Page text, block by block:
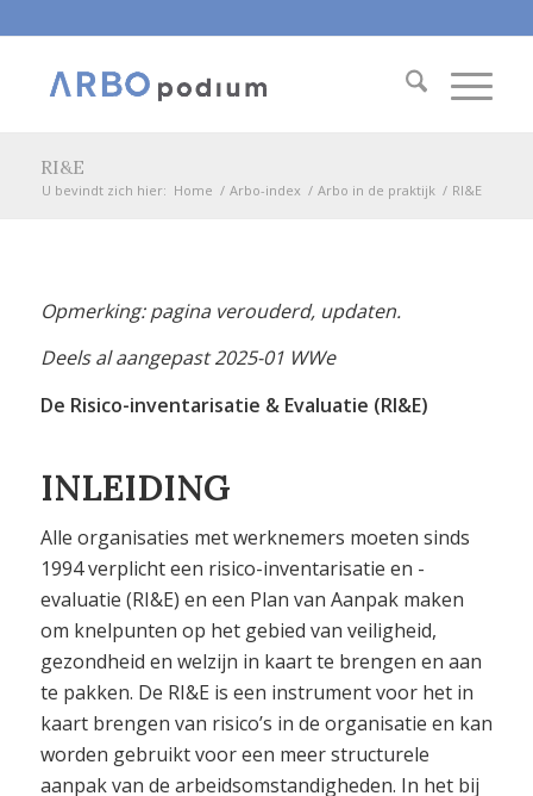
RI&E
U bevindt zich hier: Home / Arbo-index / Arbo in de praktijk / RI&E
Opmerking: pagina verouderd, updaten.
Deels al aangepast 2025-01 WWe
De Risico-inventarisatie & Evaluatie (RI&E)
INLEIDING
Alle organisaties met werknemers moeten sinds
1994 verplicht een risico-inventarisatie en -
evaluatie (RI&E) en een Plan van Aanpak maken
om knelpunten op het gebied van veiligheid,
gezondheid en welzijn in kaart te brengen en aan
te pakken. De RI&E is een instrument voor het in
kaart brengen van risico’s in de organisatie en kan
worden gebruikt voor een meer structurele
aanpak van de arbeidsomstandigheden. In het bij